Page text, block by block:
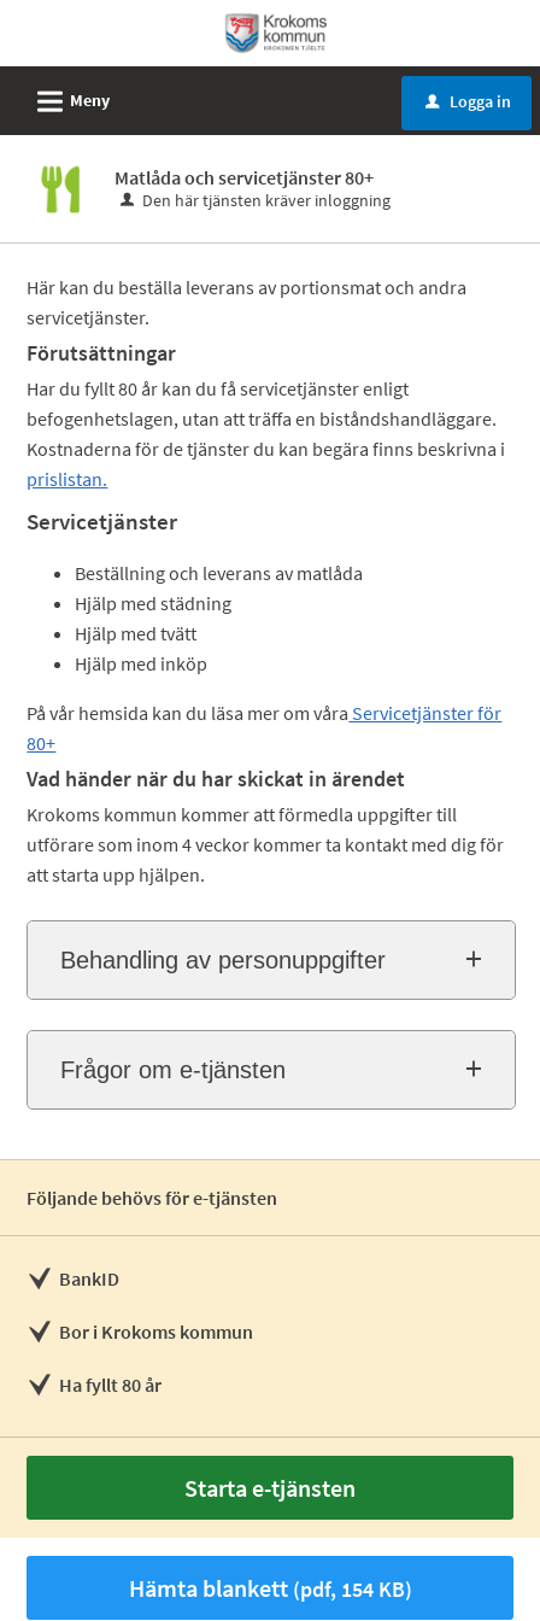
tjänster
Krokoms
kommun
L Meny u Logga in
Matlåda och servicetjänster 80+
Den här tjänsten kräver inloggning
Här kan du beställa leverans av portionsmat och andra
servicetjänster.
Förutsättningar
Har du fyllt 80 år kan du få servicetjänster enligt
befogenhetslagen, utan att träffa en biståndshandläggare.
Kostnaderna för de tjänster du kan begära finns beskrivna i
prislistan.
Servicetjänster
Beställning och leverans av matlåda
Hjälp med städning
Hjälp med tvätt
Hjälp med inköp
På vår hemsida kan du läsa mer om våra Servicetjänster för
80+
Vad händer när du har skickat in ärendet
Krokoms kommun kommer att förmedla uppgifter till
utförare som inom 4 veckor kommer ta kontakt med dig för
att starta upp hjälpen.
Behandling av personuppgifter
Frågor om e-tjänsten
Följande behövs för e-tjänsten
BankID
Bor i Krokoms kommun
Ha fyllt 80 år
Starta e-tjänsten
Hämta blankett(pdf, 154 KB)